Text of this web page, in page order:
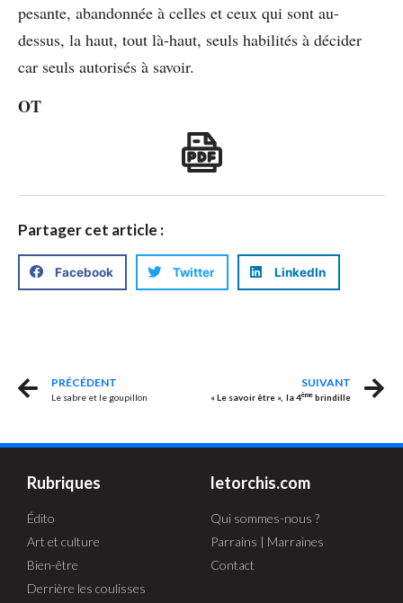
pesante, abandonnée à celles et ceux qui sont au-
dessus, la haut, tout là-haut, seuls habilités à décider
car seuls autorisés à savoir.
OT
Partager cet article :
Facebook Twitter LinkedIn
PRÉCÉDENT
Le sabre et le goupillon
SUIVANT
« Le savoir être », la 4ème brindille
Rubriques
Édito
Art et culture
Bien-être
Derrière les coulisses
letorchis.com
Qui sommes-nous ?
Parrains | Marraines
Contact